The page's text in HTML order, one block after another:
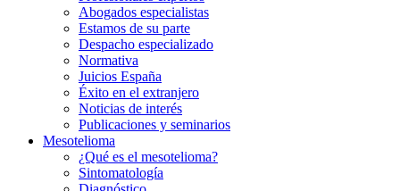
Abogados especialistas
Estamos de su parte
Despacho especializado
Normativa
Juicios España
Éxito en el extranjero
Noticias de interés
Publicaciones y seminarios
Mesotelioma
¿Qué es el mesotelioma?
Sintomatología